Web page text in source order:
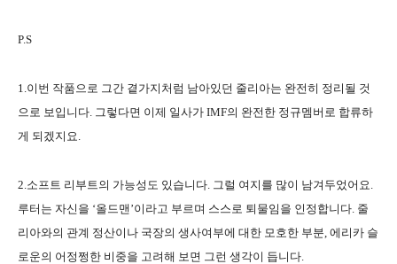
P.S
1.이번 작품으로 그간 곁가지처럼 남아있던 줄리아는 완전히 정리될 것
으로 보입니다. 그렇다면 이제 일사가 IMF의 완전한 정규멤버로 합류하
게 되겠지요.
2.소프트 리부트의 가능성도 있습니다. 그럴 여지를 많이 남겨두었어요.
루터는 자신을 ‘올드맨’이라고 부르며 스스로 퇴물임을 인정합니다. 줄
리아와의 관계 정산이나 국장의 생사여부에 대한 모호한 부분, 에리카 슬
로운의 어정쩡한 비중을 고려해 보면 그런 생각이 듭니다.